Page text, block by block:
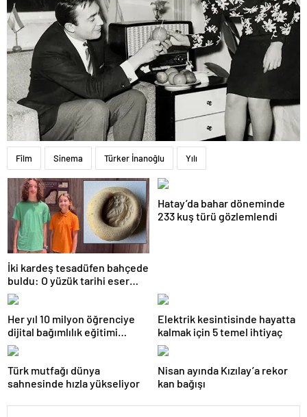
Film Sinema Türker İnanoğlu Yılı
İki kardeş tesadüfen bahçede
buldu: O yüzük tarihi eser
çıktı!
Hatay’da bahar döneminde
233 kuş türü gözlemlendi
Her yıl 10 milyon öğrenciye
dijital bağımlılık eğitimi
veriliyor
Elektrik kesintisinde hayatta
kalmak için 5 temel ihtiyaç
Türk mutfağı dünya
sahnesinde hızla yükseliyor
Nisan ayında Kızılay’a rekor
kan bağışı